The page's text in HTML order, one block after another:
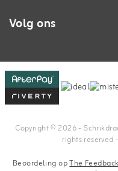
Volg ons
Copyright © 2026 -
rights
Beoordeling opThe